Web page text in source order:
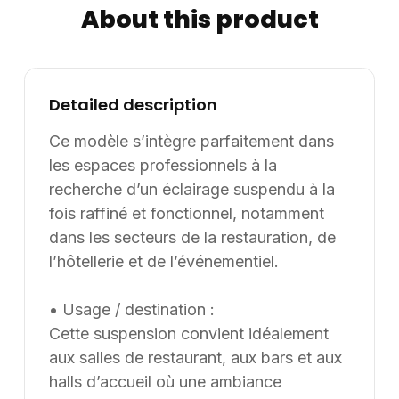
rendu esthétique soigné, fidèle aux exigences des
matériaux et de la finition garantit une résistance à
diamètre de 30 cm permet une installation aisée dans
divers types de plafonds et volumes. Son poids et son
volume de 0,047 m3 facilitent la manutention et la
pose. Ce modèle peut être adapté en dimensions et
finitions selon les besoins spécifiques des projets
d’aménagement. Supply8 propose également des
développements sur mesure pour répondre aux
contraintes particulières. Informations
diamètre 30 cm ; VOLUME: 0,047 m3. Supply8
accompagne les professionnels de la restauration, de
l’hôtellerie, de l’événementiel et des environnements
de travail dans leurs projets d’aménagement, en
About this product
Detailed description
Ce modèle s’intègre parfaitement dans
les espaces professionnels à la
recherche d’un éclairage suspendu à la
fois raffiné et fonctionnel, notamment
dans les secteurs de la restauration, de
l’hôtellerie et de l’événementiel.
• Usage / destination :
Cette suspension convient idéalement
aux salles de restaurant, aux bars et aux
halls d’accueil où une ambiance